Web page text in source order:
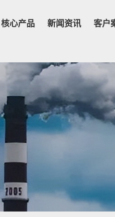
核心产品 新闻资讯 客户